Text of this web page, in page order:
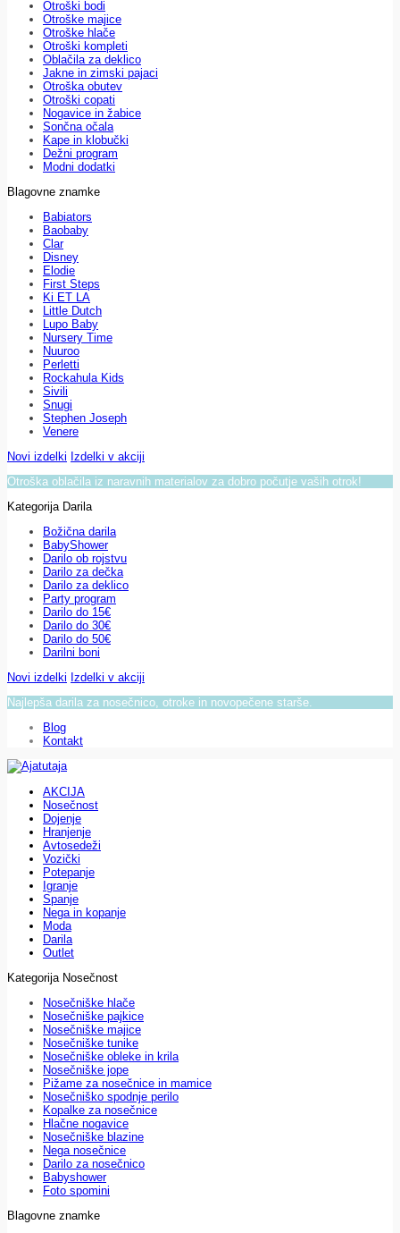
Otroški bodi
Otroške majice
Otroške hlače
Otroški kompleti
Oblačila za deklico
Jakne in zimski pajaci
Otroška obutev
Otroški copati
Nogavice in žabice
Sončna očala
Kape in klobučki
Dežni program
Modni dodatki
Blagovne znamke
Babiators
Baobaby
Clar
Disney
Elodie
First Steps
Ki ET LA
Little Dutch
Lupo Baby
Nursery Time
Nuuroo
Perletti
Rockahula Kids
Sivili
Snugi
Stephen Joseph
Venere
Novi izdelki Izdelki v akciji
Otroška oblačila iz naravnih materialov za dobro počutje vaših otrok!
Kategorija Darila
Božična darila
BabyShower
Darilo ob rojstvu
Darilo za dečka
Darilo za deklico
Party program
Darilo do 15€
Darilo do 30€
Darilo do 50€
Darilni boni
Novi izdelki Izdelki v akciji
Najlepša darila za nosečnico, otroke in novopečene starše.
Blog
Kontakt
AKCIJA
Nosečnost
Dojenje
Hranjenje
Avtosedeži
Vozički
Potepanje
Igranje
Spanje
Nega in kopanje
Moda
Darila
Outlet
Kategorija Nosečnost
Nosečniške hlače
Nosečniške pajkice
Nosečniške majice
Nosečniške tunike
Nosečniške obleke in krila
Nosečniške jope
Pižame za nosečnice in mamice
Nosečniško spodnje perilo
Kopalke za nosečnice
Hlačne nogavice
Nosečniške blazine
Nega nosečnice
Darilo za nosečnico
Babyshower
Foto spomini
Blagovne znamke